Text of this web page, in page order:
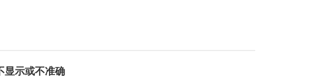
显示或不准确